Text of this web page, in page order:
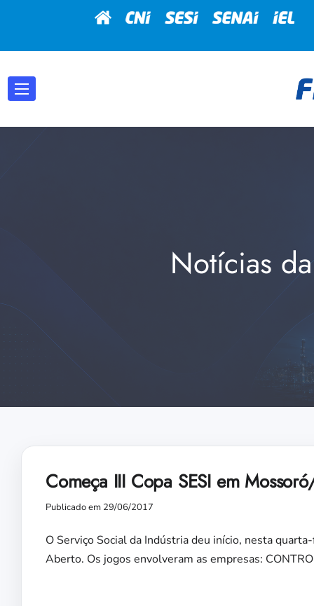
Notícias
Começa III Copa SESI em
Publicado em 29/06/2017
O Serviço Social da Indústria deu início, nesta
Aberto. Os jogos envolveram as empresas: